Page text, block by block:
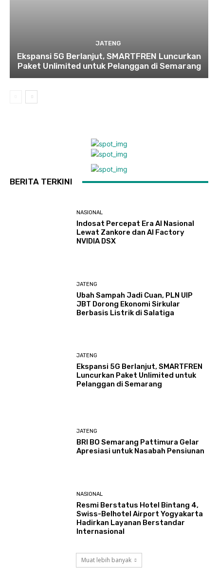
JATENG
Ekspansi 5G Berlanjut, SMARTFREN Luncurkan
Paket Unlimited untuk Pelanggan di Semarang
BERITA TERKINI
NASIONAL
Indosat Percepat Era AI Nasional
Lewat Zankore dan AI Factory
NVIDIA DSX
JATENG
Ubah Sampah Jadi Cuan, PLN UIP
JBT Dorong Ekonomi Sirkular
Berbasis Listrik di Salatiga
JATENG
Ekspansi 5G Berlanjut, SMARTFREN
Luncurkan Paket Unlimited untuk
Pelanggan di Semarang
JATENG
BRI BO Semarang Pattimura Gelar
Apresiasi untuk Nasabah Pensiunan
NASIONAL
Resmi Berstatus Hotel Bintang 4,
Swiss-Belhotel Airport Yogyakarta
Hadirkan Layanan Berstandar
Internasional
Muat lebih banyak